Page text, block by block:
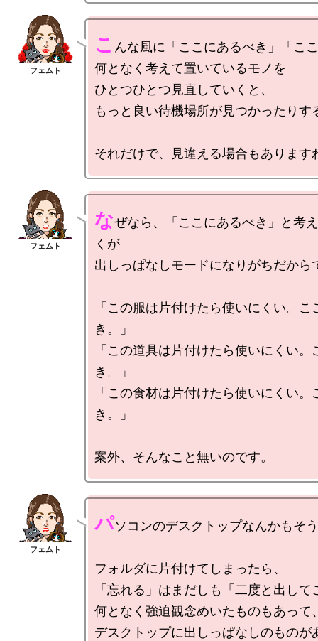
こ んな風に「ここにあるべき」「こ
何となく考えて置いているモノを
ひとつひとつ見直していくと、
もっと良い待機場所が見つかったりす
なぜなら、「ここにあるべき」と考
くが
出しっぱなしモードになりがちだから
「この服は片付けたら使いにくい。こ
き。」
「この道具は片付けたら使いにくい。
き。」
「この食材は片付けたら使いにくい。
き。」
パソコンのデスクトップなんかもそ
フォルダに片付けてしまったら、
「忘れる」はまだしも「二度と出して
何となく強迫観念めいたものもあって